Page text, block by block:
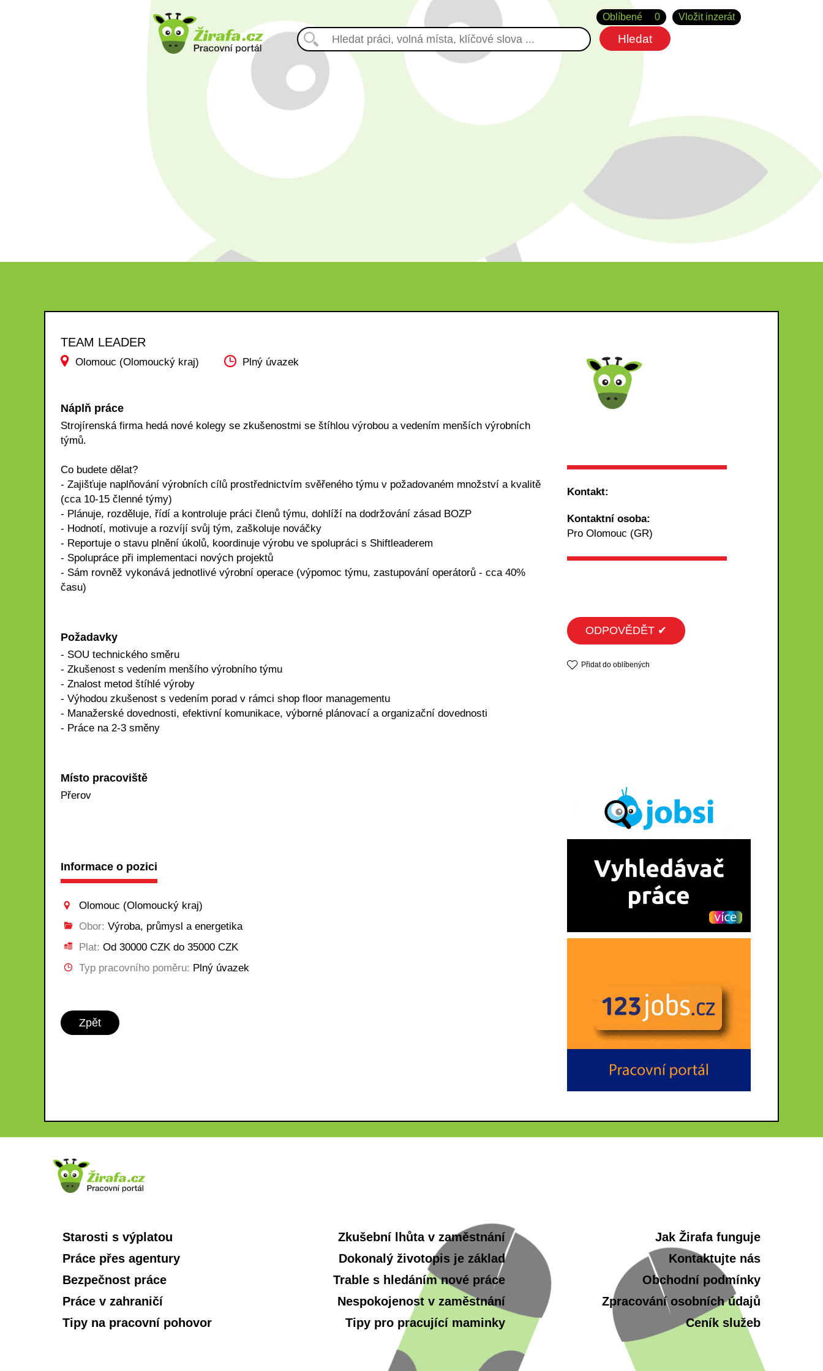
Vložit inzerát
Oblíbené 0
TEAM LEADER
Olomouc (Olomoucký kraj) Plný úvazek
Náplň práce
Strojírenská firma hedá nové kolegy se zkušenostmi se štíhlou výrobou a vedením menších výrobních
týmů.
Co budete dělat?
- Zajišťuje naplňování výrobních cílů prostřednictvím svěřeného týmu v požadovaném množství a kvalitě
(cca 10-15 členné týmy)
- Plánuje, rozděluje, řídí a kontroluje práci členů týmu, dohlíží na dodržování zásad BOZP
- Hodnotí, motivuje a rozvíjí svůj tým, zaškoluje nováčky
- Reportuje o stavu plnění úkolů, koordinuje výrobu ve spolupráci s Shiftleaderem
- Spolupráce při implementaci nových projektů
- Sám rovněž vykonává jednotlivé výrobní operace (výpomoc týmu, zastupování operátorů - cca 40%
času)
Požadavky
- SOU technického směru
- Zkušenost s vedením menšího výrobního týmu
- Znalost metod štíhlé výroby
- Výhodou zkušenost s vedením porad v rámci shop floor managementu
- Manažerské dovednosti, efektivní komunikace, výborné plánovací a organizační dovednosti
- Práce na 2-3 směny
Místo pracoviště
Přerov
Informace o pozici
Olomouc (Olomoucký kraj)
Obor: Výroba, průmysl a energetika
Plat: Od 30000 CZK do 35000 CZK
Typ pracovního poměru: Plný úvazek
Zpět
Kontakt:
Kontaktní osoba:
Pro Olomouc (GR)
ODPOVĚDĚT ✔
Přidat do oblíbených
Starosti s výplatou
Práce přes agentury
Bezpečnost práce
Práce v zahraničí
Tipy na pracovní pohovor
Zkušební lhůta v zaměstnání
Dokonalý životopis je základ
Trable s hledáním nové práce
Nespokojenost v zaměstnání
Tipy pro pracující maminky
Jak Žirafa funguje
Kontaktujte nás
Obchodní podmínky
Zpracování osobních údajů
Ceník služeb